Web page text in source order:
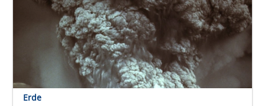
Erde